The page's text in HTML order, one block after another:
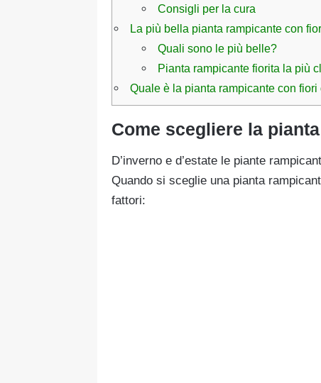
Consigli per la cura
La più bella pianta rampicante con
Quali sono le più belle?
Pianta rampicante fiorita la più
Quale è la pianta rampicante con
Come scegliere la
D’inverno e d’estate le piante
Quando si sceglie una pianta
fattori: